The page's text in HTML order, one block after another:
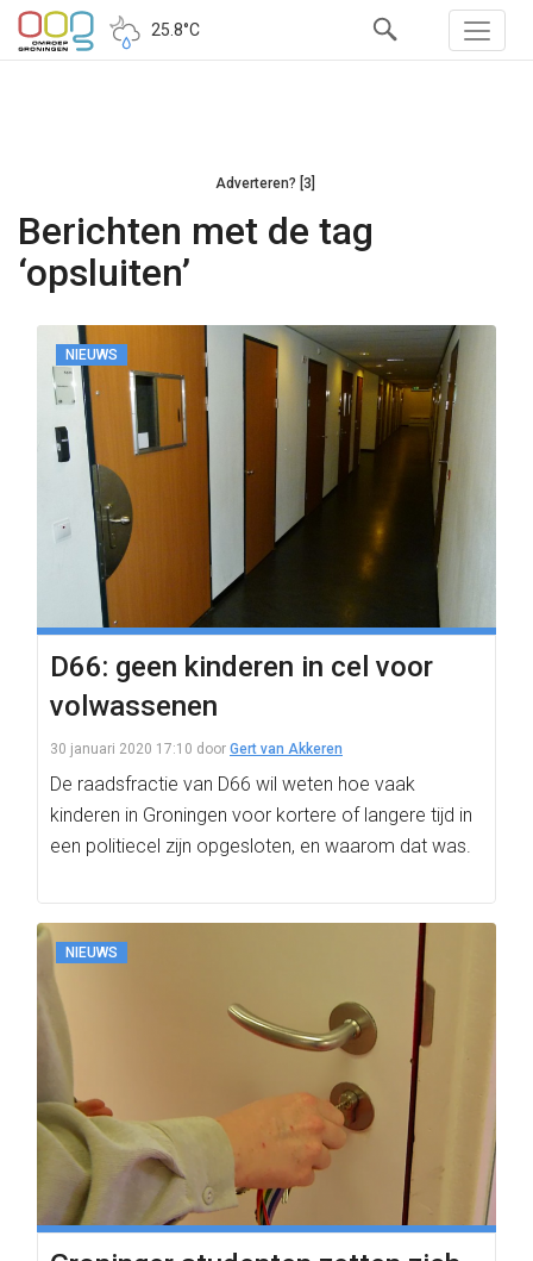
25.8°C
Adverteren? [3]
Berichten met de tag
‘opsluiten’
NIEUWS
D66: geen kinderen in cel voor
volwassenen
30 januari 2020 17:10 door Gert van Akkeren
De raadsfractie van D66 wil weten hoe vaak
kinderen in Groningen voor kortere of langere tijd in
een politiecel zijn opgesloten, en waarom dat was.
NIEUWS